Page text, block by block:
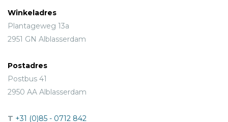
Winkeladres
Plantageweg 13a
2951 GN Alblasserdam
Postadres
Postbus 41
2950 AA Alblasserdam
T +31 (0)85 - 0712 842